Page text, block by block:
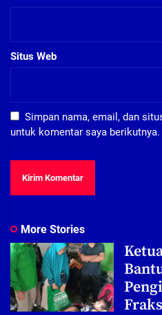
Situs Web
Simpan nama, email, dan
untuk komentar saya berikutnya.
More Stories